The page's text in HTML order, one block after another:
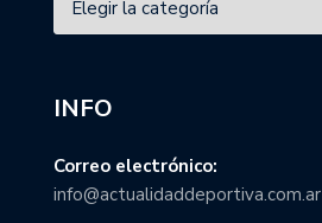
INFO
Correo electrónico:
info@actualidaddeportiva.com.ar